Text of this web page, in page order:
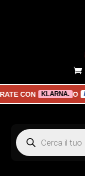
CON KLARNA. O
Products
search